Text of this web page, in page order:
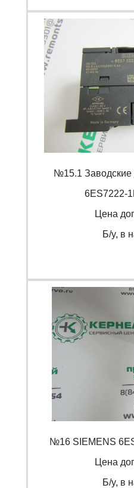
№15.1
6ES7222-
Цена
Б/y, в
№16 SIEMENS
Цена
Б/y, в